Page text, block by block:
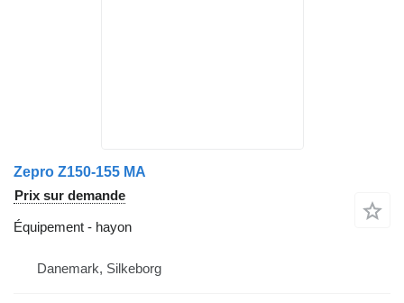
Zepro Z150-155 MA
Prix sur demande
Équipement - hayon
Danemark, Silkeborg